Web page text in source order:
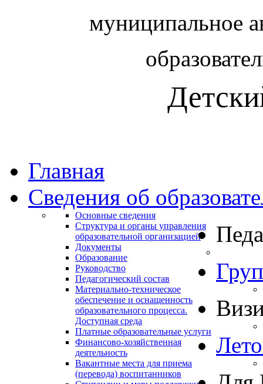
муниципальное
Главная
Сведения об
Основные сведения
Структура и органы управления
образовательной организацией
Документы
Образование
Руководство
Педагогический состав
Материально-техническое
обеспечение и оснащенность
образовательного процесса.
Доступная среда
Платные образовательные услуги
Финансово-хозяйственная
деятельность
Вакантные места для приема
(перевода) воспитанников